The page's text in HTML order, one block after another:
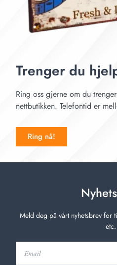
Trenger du
Ring oss gjerne om du
nettbutikken. Telefontid er
Ring nå!
Meld deg på vårt nyhetsbrev for
etc.